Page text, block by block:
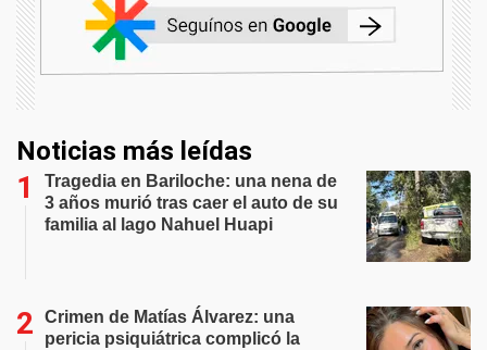
Noticias más leídas
Tragedia en Bariloche: una nena de
3 años murió tras caer el auto de su
familia al lago Nahuel Huapi
Crimen de Matías Álvarez: una
pericia psiquiátrica complicó la